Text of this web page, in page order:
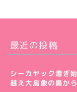
最近の投稿
シーカヤック漕ぎ
越え大島象の鼻か